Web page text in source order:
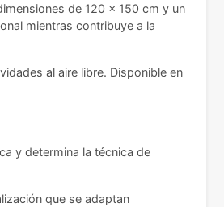
de 120 x 150 cm y un
mientras contribuye a la
al aire libre. Disponible en
y determina la técnica de
que se adaptan